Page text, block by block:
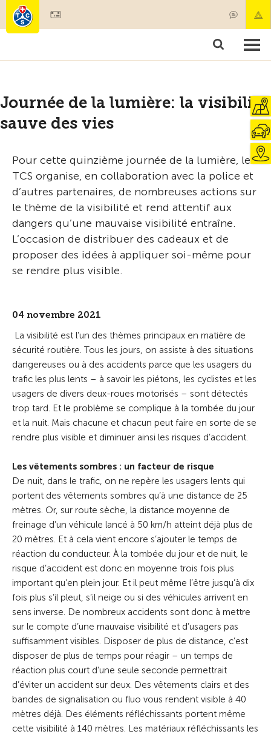
Membres & prestations
Journée de la lumière: la visibilité
sauve des vies
Pour cette quinzième journée de la lumière, le
TCS organise, en collaboration avec la police et
d’autres partenaires, de nombreuses actions sur
le thème de la visibilité et rend attentif aux
dangers qu’une mauvaise visibilité entraîne.
L’occasion de distribuer des cadeaux et de
proposer des idées à appliquer soi-même pour
se rendre plus visible.
04 novembre 2021
La visibilité est l’un des thèmes principaux en matière de
sécurité routière. Tous les jours, on assiste à des situations
dangereuses ou à des accidents parce que les usagers du
trafic les plus lents – à savoir les piétons, les cyclistes et les
usagers de divers deux-roues motorisés – sont détectés
trop tard. Et le problème se complique à la tombée du jour
et la nuit. Mais chacune et chacun peut faire en sorte de se
rendre plus visible et diminuer ainsi les risques d’accident.
Les vêtements sombres : un facteur de risque
De nuit, dans le trafic, on ne repère les usagers lents qui
portent des vêtements sombres qu’à une distance de 25
mètres. Or, sur route sèche, la distance moyenne de
freinage d’un véhicule lancé à 50 km/h atteint déjà plus de
20 mètres. Et à cela vient encore s’ajouter le temps de
réaction du conducteur. À la tombée du jour et de nuit, le
risque d’accident est donc en moyenne trois fois plus
important qu’en plein jour. Et il peut même l’être jusqu’à dix
fois plus s’il pleut, s’il neige ou si des véhicules arrivent en
sens inverse. De nombreux accidents sont donc à mettre
sur le compte d’une mauvaise visibilité et d’usagers pas
suffisamment visibles. Disposer de plus de distance, c’est
disposer de plus de temps pour réagir – un temps de
réaction plus court d’une seule seconde permettrait
d’éviter un accident sur deux. Des vêtements clairs et des
bandes de signalisation ou fluo vous rendent visible à 40
mètres déjà. Des éléments réfléchissants portent même
cette visibilité à 140 mètres. Les matériaux réfléchissants les